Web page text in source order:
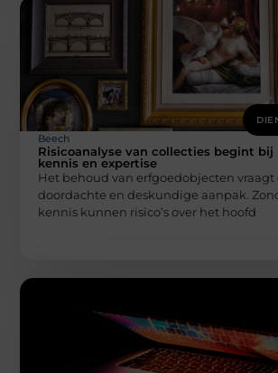
Beech
Risicoanalyse van collecties begint bij
kennis en expertise
Het behoud van erfgoedobjecten vraagt
doordachte en deskundige aanpak.
kennis kunnen risico’s over het hoofd